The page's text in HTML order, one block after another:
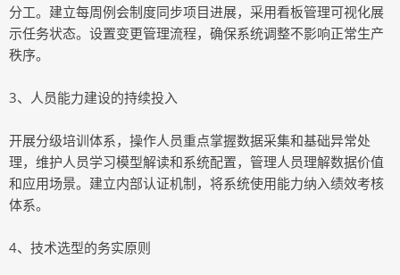
分工。建立每周例会制度同步项目进展，采用看板管理可视化展
示任务状态。设置变更管理流程，确保系统调整不影响正常生产
秩序。
3、人员能力建设的持续投入
开展分级培训体系，操作人员重点掌握数据采集和基础异常处
理，维护人员学习模型解读和系统配置，管理人员理解数据价值
和应用场景。建立内部认证机制，将系统使用能力纳入绩效考核
体系。
4、技术选型的务实原则